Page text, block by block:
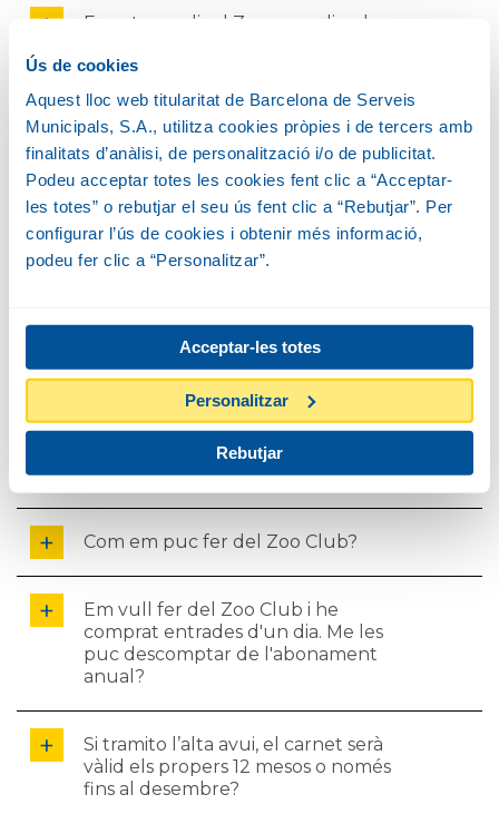
Ús de cookies
Aquest lloc web titularitat de Barcelona de Serveis
Municipals, S.A., utilitza cookies pròpies i de tercers amb
finalitats d’anàlisi, de personalització i/o de publicitat.
Podeu acceptar totes les cookies fent clic a “Acceptar-
les totes” o rebutjar el seu ús fent clic a “Rebutjar”. Per
configurar l’ús de cookies i obtenir més informació,
podeu fer clic a “Personalitzar”.
Acceptar-les totes
Personalitzar
Rebutjar
Es pot accedir al Zoo en cadira de
Es pot sortir del Zoo i tornar-hi a
entrar més tard?
El Zoo tanca algun dia?
Es poden tocar les cries d’alguns
El Zoo es pot fer càrrec del meu
animal de companyia?
Entre quins abonaments anuals puc
escollir?
Com em puc fer del Zoo Club?
Em vull fer del Zoo Club i he
comprat entrades d'un dia. Me les
puc descomptar de l'abonament
anual?
Si tramito l’alta avui, el carnet serà
vàlid els propers 12 mesos o només
fins al desembre?